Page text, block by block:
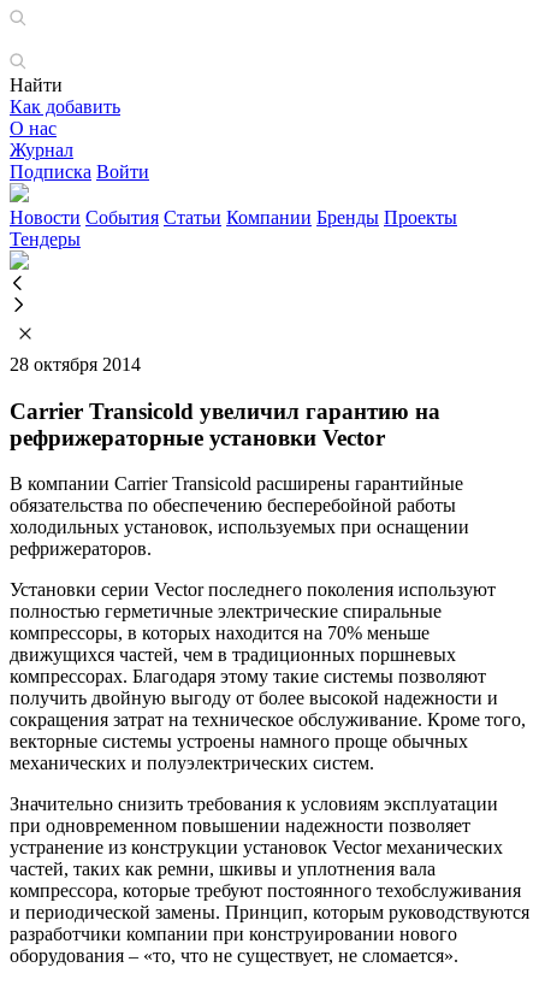
Найти
Как добавить
О нас
Журнал
Подписка Войти
Новости События Статьи Компании Бренды Проекты
Тендеры
28 октября 2014
Carrier Transicold увеличил гарантию на
рефрижераторные установки Vector
В компании Carrier Transicold расширены гарантийные
обязательства по обеспечению бесперебойной работы
холодильных установок, используемых при оснащении
рефрижераторов.
Установки серии Vector последнего поколения используют
полностью герметичные электрические спиральные
компрессоры, в которых находится на 70% меньше
движущихся частей, чем в традиционных поршневых
компрессорах. Благодаря этому такие системы позволяют
получить двойную выгоду от более высокой надежности и
сокращения затрат на техническое обслуживание. Кроме того,
векторные системы устроены намного проще обычных
механических и полуэлектрических систем.
Значительно снизить требования к условиям эксплуатации
при одновременном повышении надежности позволяет
устранение из конструкции установок Vector механических
частей, таких как ремни, шкивы и уплотнения вала
компрессора, которые требуют постоянного техобслуживания
и периодической замены. Принцип, которым руководствуются
разработчики компании при конструировании нового
оборудования – «то, что не существует, не сломается».